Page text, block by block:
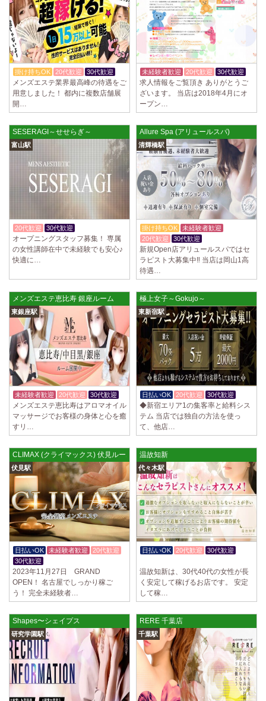
掛け持ちOK 20代歓迎 30代歓迎
メンズエステ業界最高峰の待遇をご
用意しました！ 都内に複数店舗展
開…
未経験者歓迎 20代歓迎 30代歓迎
求人情報をご覧頂き ありがとうご
ざいます。 当店は2018年4月にオ
ープン…
SESERAGI～せせらぎ～
富山駅
20代歓迎 30代歓迎
オープニングスタッフ募集！ 専属
の女性講師在中で未経験でも安心♪
快適に…
Allure Spa (アリュールスパ)
清輝橋駅
掛け持ちOK
未経験者歓迎
20代歓迎
30代歓迎
新規Open店アリュールスパではセ
ラピスト大募集中‼️ 当店は岡山1高
待遇…
メンズエステ恵比寿 銀座ルーム
東銀座駅
未経験者歓迎 20代歓迎 30代歓迎
メンズエステ恵比寿はアロマオイル
マッサージでお客様の身体と心を癒
すリ…
極上女子～Gokujo～
東新宿駅
日払いOK 20代歓迎 30代歓迎
◆新宿エリア1の集客率と給料シス
テム 当店では独自の方法を使っ
て、他店…
CLIMAX (クライマックス) 伏見ルーム
伏見駅
日払いOK 未経験者歓迎
20代歓迎
30代歓迎
2023年11月27日 GRAND
OPEN！ 名古屋でしっかり稼ご
う！ 完全未経験者…
温故知新
代々木駅
日払いOK 20代歓迎
30代歓迎
温故知新は、30代40代の女性が長
く安定して稼げるお店です。 安定
して稼…
Shapes〜シェイプス
研究学園駅
RERE 千葉店
千葉駅